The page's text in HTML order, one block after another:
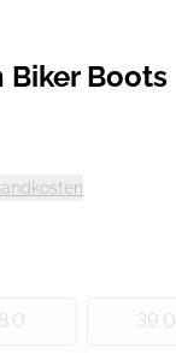
Biker Boots
39.0